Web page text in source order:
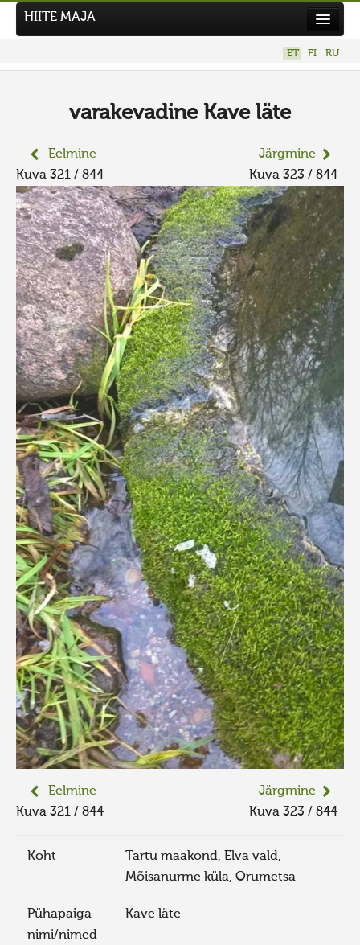
Tegutse
Kuvavõistlused
UUS KUVAVÕISTLUS
Hiite kuvavõistlus 2026
VANEMAD KUVAVÕISTLUSED
Kontakt
HIITE MAJA
ET FI RU
varakevadine Kave läte
Eelmine
Kuva 321 / 844
Järgmine
Kuva 323 / 844
Eelmine
Kuva 321 / 844
Järgmine
Kuva 323 / 844
Koht
Tartu maakond, Elva vald,
Mõisanurme küla, Orumetsa
Pühapaiga
nimi/nimed
Kave läte